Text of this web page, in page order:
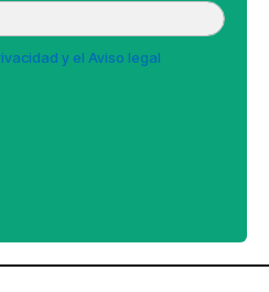
y el Aviso legal